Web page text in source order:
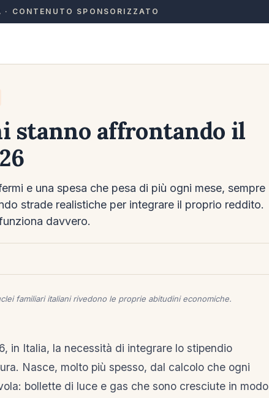
· CONTENUTO SPONSORIZZATO
stanno affrontando il
e una spesa che pesa di più ogni mese, sempre
strade realistiche per integrare il proprio reddito.
davvero.
familiari italiani rivedono le proprie abitudini economiche.
in Italia, la necessità di integrare lo stipendio
Nasce, molto più spesso, dal calcolo che ogni
bollette di luce e gas che sono cresciute in modo